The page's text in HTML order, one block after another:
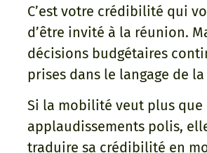
C’est votre crédibilité qui
d’être invité à la réunion.
décisions budgétaires
prises dans le langage de
Si la mobilité veut plus que
applaudissements polis,
traduire sa crédibilité en